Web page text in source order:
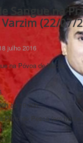
Sangue na
Varzim (22/07/
julho 2016
na Póvoa de Varzim
às 19:00h
Porto de Pesca (em frente